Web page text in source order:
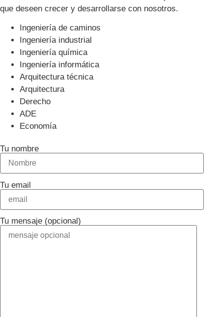
que deseen crecer y desarrollarse con nosotros.
Ingeniería de caminos
Ingeniería industrial
Ingeniería química
Ingeniería informática
Arquitectura técnica
Arquitectura
Derecho
ADE
Economía
Tu nombre
Tu email
Tu mensaje (opcional)